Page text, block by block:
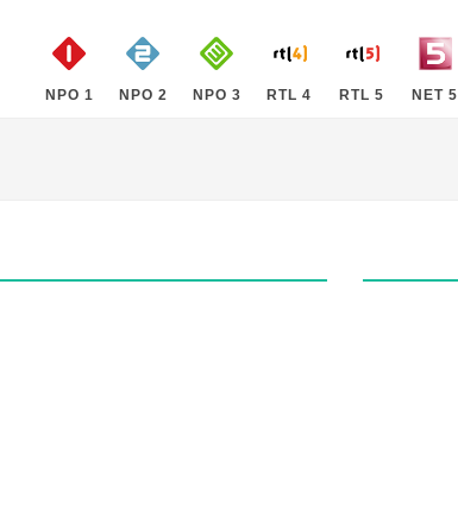
NPO 1 NPO 2 NPO 3 RTL 4 RTL 5 NET 5